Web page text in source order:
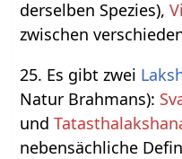
derselben Spezies),
zwischen
25. Es gibt zwei
Natur Brahmans):
und
nebensächliche